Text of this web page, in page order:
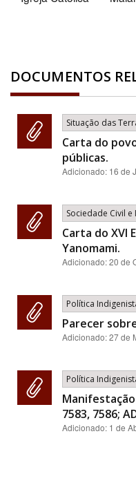
DOCUMENTOS
Situação das
Carta do
públicas.
Adicionado: 16 de
Sociedade Civil
Carta do XVI
Yanomami.
Adicionado:20 de
Política
Parecer
Adicionado:27 de
Política
Manifestação
7583, 7586;
Adicionado: 1 de